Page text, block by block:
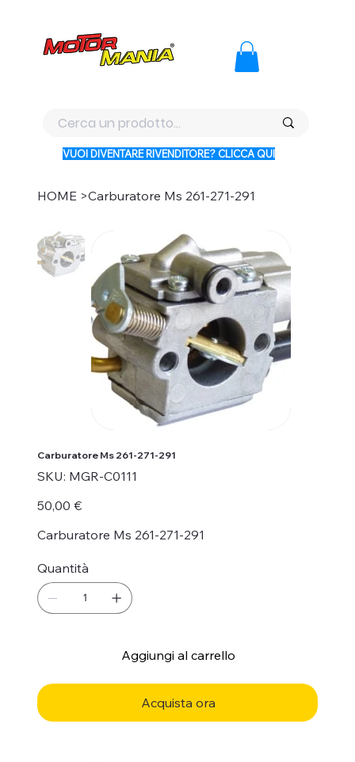
VUOI DIVENTARE RIVENDITORE? CLICCA QUI
HOME >Carburatore Ms 261-271-291
Carburatore Ms 261-271-291
SKU: SKU
MGR-
MGR-C0111
Prezzo
50,00 €
Carburatore Ms 261-271-291
Quantità
Aggiungi al carrello
Acquista ora